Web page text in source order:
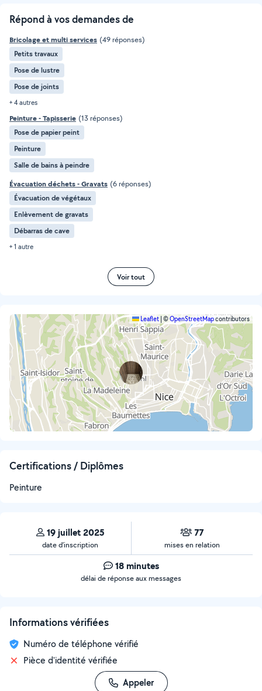
Répond à vos demandes de
Bricolage et multi services (49 réponses)
Petits travaux
Pose de lustre
Pose de joints
+ 4 autres
Peinture - Tapisserie (13 réponses)
Pose de papier peint
Peinture
Salle de bains à peindre
Évacuation déchets - Gravats (6 réponses)
Évacuation de végétaux
Enlèvement de gravats
Débarras de cave
+ 1 autre
Voir tout
Leaflet ©OpenStreetMapcontributors
Certifications / Diplômes
Peinture
19 juillet 2025
date d’inscription
77
mises en relation
18 minutes
délai de réponse aux messages
Informations vérifiées
Numéro de téléphone vérifié
Pièce d'identité vérifiée
Appeler